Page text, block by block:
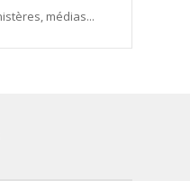
médias...